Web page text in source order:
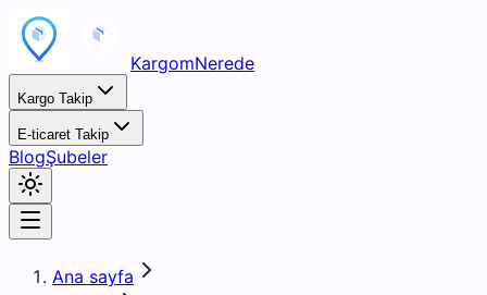
KargomNerede
Kargo Takip
E-ticaret Takip
BlogŞubeler
Ana sayfa